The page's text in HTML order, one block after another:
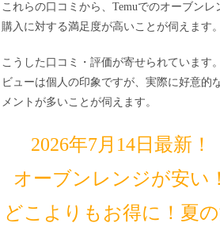
これらの口コミから、Temuでのオーブンレ
購入に対する満足度が高いことが伺えます。
こうした口コミ・評価が寄せられています
ビューは個人の印象ですが、実際に好意的
メントが多いことが伺えます。
2026年7月14日最新！
オーブンレンジが安い！
どこよりもお得に！夏